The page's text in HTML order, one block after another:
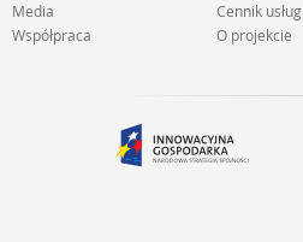
Media
Współpraca
Cennik usług
O projekcie